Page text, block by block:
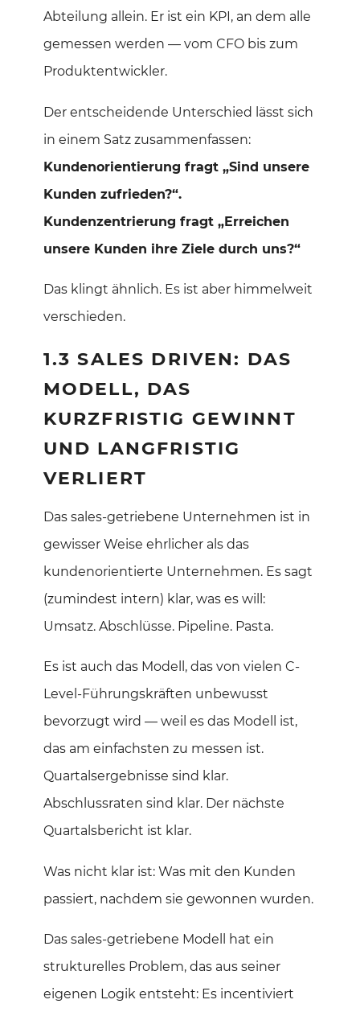
Abteilung allein. Er ist ein KPI, an dem alle
gemessen werden — vom CFO bis zum
Produktentwickler.
Der entscheidende Unterschied lässt sich
in einem Satz zusammenfassen:
Kundenorientierung fragt „Sind unsere
Kunden zufrieden?“.
Kundenzentrierung fragt „Erreichen
unsere Kunden ihre Ziele durch uns?“
Das klingt ähnlich. Es ist aber himmelweit
verschieden.
1.3 SALES DRIVEN: DAS
MODELL, DAS
KURZFRISTIG GEWINNT
UND LANGFRISTIG
VERLIERT
Das sales-getriebene Unternehmen ist in
gewisser Weise ehrlicher als das
kundenorientierte Unternehmen. Es sagt
(zumindest intern) klar, was es will:
Umsatz. Abschlüsse. Pipeline. Pasta.
Es ist auch das Modell, das von vielen C-
Level-Führungskräften unbewusst
bevorzugt wird — weil es das Modell ist,
das am einfachsten zu messen ist.
Quartalsergebnisse sind klar.
Abschlussraten sind klar. Der nächste
Quartalsbericht ist klar.
Was nicht klar ist: Was mit den Kunden
passiert, nachdem sie gewonnen wurden.
Das sales-getriebene Modell hat ein
strukturelles Problem, das aus seiner
eigenen Logik entsteht: Es incentiviert